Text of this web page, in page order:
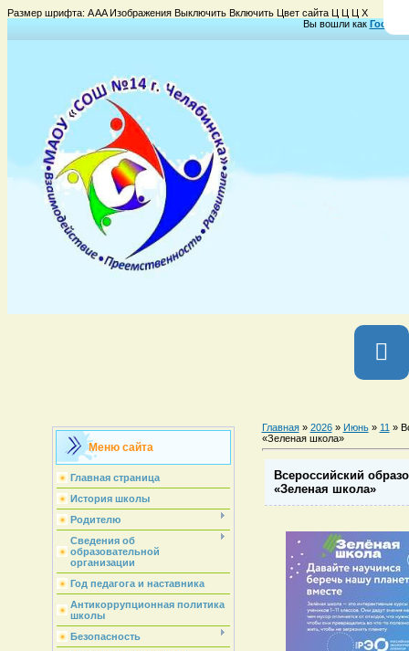
Размер шрифта: AAAИзображения Выключить Включить Цвет сайта Ц Ц Ц Х
Вы вошли как Гость
Меню сайта
Главная страница
История школы
Родителю
Сведения об
образовательной
организации
Год педагога и наставника
Антикоррупционная политика
школы
Безопасность
Главная» 2026 » Июнь » 11 »
«Зеленая школа»
Всероссийский
«Зеленая школа»